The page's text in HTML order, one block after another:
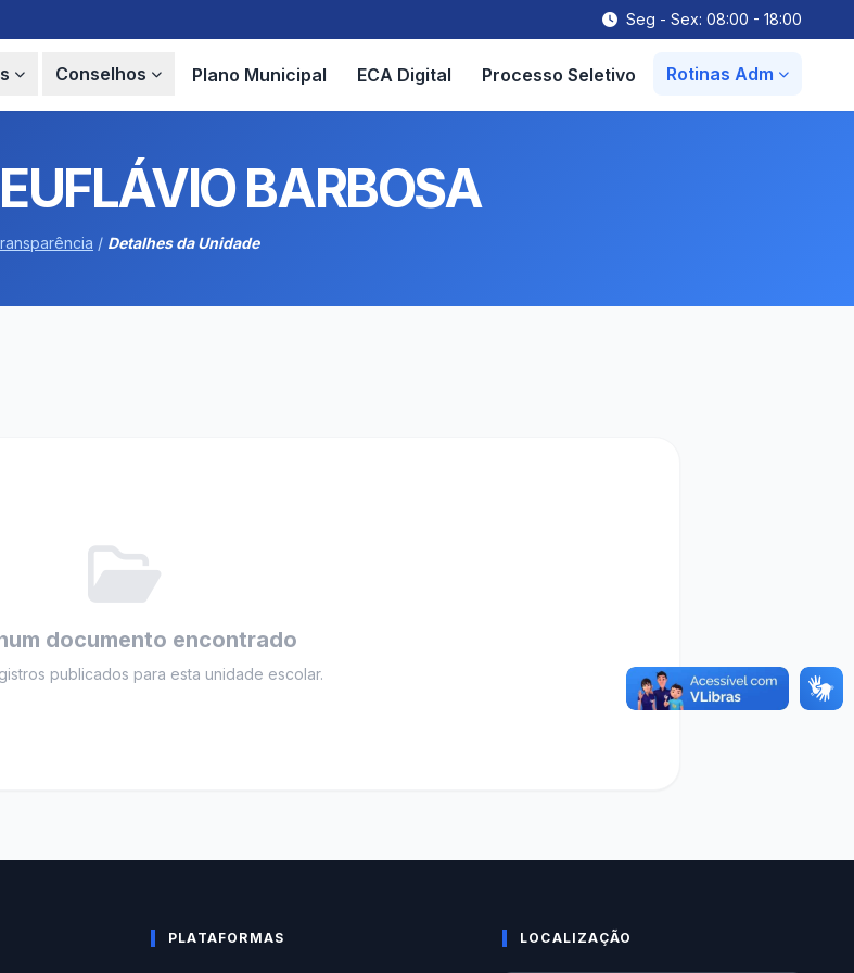
Seg - Sex: 08:00 - 18:00
Conselhos Plano Municipal ECA Digital Processo Seletivo Rotinas Adm
BARBOSA
/ Detalhes da Unidade
documento encontrado
publicados para esta unidade escolar.
PLATAFORMAS LOCALIZAÇÃO